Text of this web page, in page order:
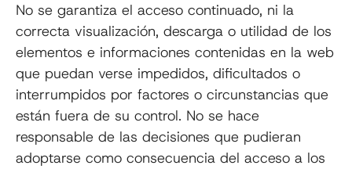
No se garantiza el acceso continuado, ni la
correcta visualización, descarga o utilidad de los
elementos e informaciones contenidas en la web
que puedan verse impedidos, dificultados o
interrumpidos por factores o circunstancias que
están fuera de su control. No se hace
responsable de las decisiones que pudieran
adoptarse como consecuencia del acceso a los